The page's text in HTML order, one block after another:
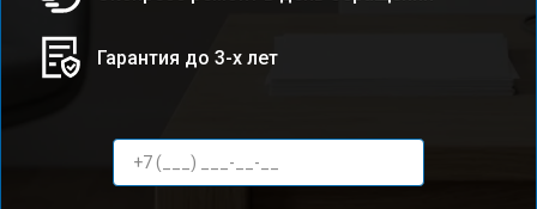
Гарантия до 3-х лет